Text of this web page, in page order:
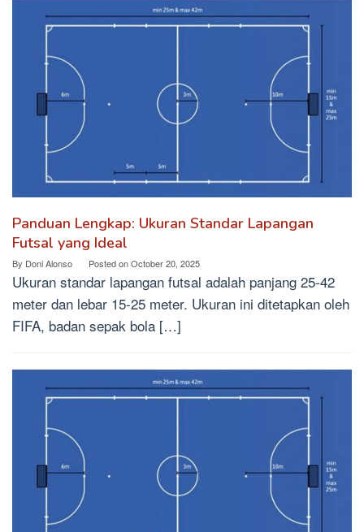
Panduan Lengkap: Ukuran Standar Lapangan
Futsal yang Ideal
By Doni Alonso Posted onOctober 20, 2025
Ukuran standar lapangan futsal adalah panjang 25-42
meter dan lebar 15-25 meter. Ukuran ini ditetapkan oleh
FIFA, badan sepak bola […]